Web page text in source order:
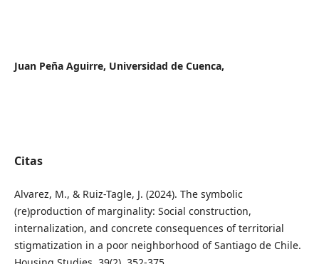
Juan Peña Aguirre, Universidad de Cuenca,
Citas
Alvarez, M., & Ruiz-Tagle, J. (2024). The symbolic
(re)production of marginality: Social construction,
internalization, and concrete consequences of territorial
stigmatization in a poor neighborhood of Santiago de Chile.